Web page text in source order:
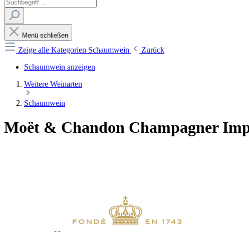
Menü schließen
Zeige alle Kategorien Schaumwein
Zurück
Schaumwein anzeigen
Weitere Weinarten
Schaumwein
Moët & Chandon Champagner